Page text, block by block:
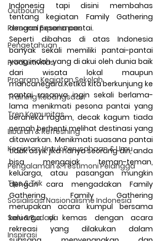
Outbound
Personal Experiences
Pengetahuan
Produktivitas
Program Kegiatan Sekolah
Training Kebangsaan
Tren Komunitas
Liburan & Refreshing
Kegiatan Untuk Perusahaan & Umu
Pengalaman & Testimoni Pelangga
Tips & Trik
Sosialisasi Nasionalisme Indonesia
Seni & Budaya
Inspirasi
Indonesia tapi disini membahas
tentang kegiatan Family Gathering
dengan pesona pantai.
Seperti dibahas di atas Indonesia
banyak sekali memiliki pantai-pantai
yang indah yang di akui oleh dunia baik
dari wisata lokal maupun
mancanegara.Ketika kita berkunjung ke
pantai rasanya ingin sekali berlama-
lama menikmati pesona pantai yang
beraneka ragam, decak kagum tiada
pernah berhenti melihat destinasi yang
ditawarkan. Menikmati suasana pantai
tidak asyik jika hanya seorang diri, anda
bisa mengajak teman-teman,
keluarga, atau pasangan mungkin
dengan cara mengadakan Family
Gathering. Family Gathering
merupakan acara kumpul bersama
keluarga di kemas dengan acara
rekreasi yang dilakukan dalam